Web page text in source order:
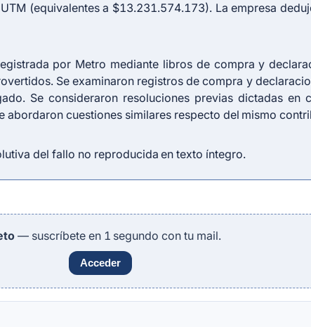
(equivalentes a $13.231.574.173). La empresa
por Metro mediante libros de compra y
Se examinaron registros de compra y
Se consideraron resoluciones previas dictadas en
abordaron cuestiones similares respecto del mismo
del fallo no reproducida en texto íntegro.
— suscríbete en 1 segundo con tu mail.
Acceder